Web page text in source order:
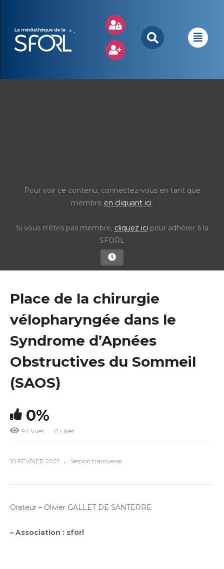
Pour voir ce contenu, connectez-vous en tant que
membre en cliquant ici.
Si vous n'êtes pas membre, cliquez ici pour adhérer à la
SFORL
Place de la chirurgie
vélopharyngée dans le
Syndrome d’Apnées
Obstructives du Sommeil
(SAOS)
0%
94 Vues 0 Likes
10 FÉVRIER 2021 Session transverse
Orateur – Olivier GALLET DE SANTERRE
– Association : sforl